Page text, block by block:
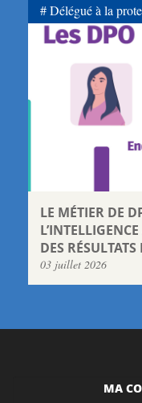
LE MÉTIER DE
DES RÉSULTATS
03 juillet 2026
Délégué à la
MA